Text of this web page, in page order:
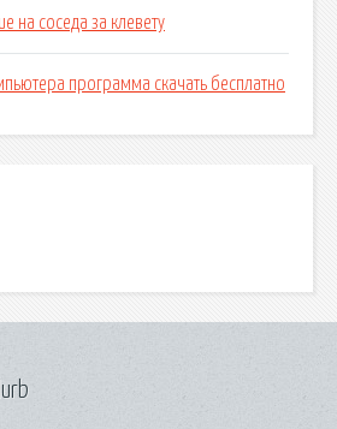
на соседа за клевету
программа скачать бесплатно